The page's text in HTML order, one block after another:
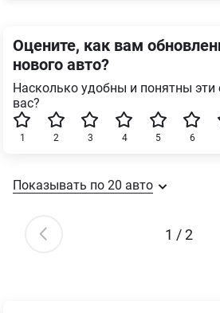
Оцените, как вам
нового авто?
Насколько удобны и понятны эти
вас?
6
5
4
3
2
1
Показывать по 20 авто
1 /2